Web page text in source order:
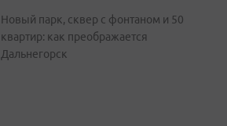
Новый парк, сквер с фонтаном и 50
квартир: как преображается
Дальнегорск